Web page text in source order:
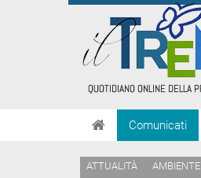
Comunicati
ATTUALITÀ AMBIENTE